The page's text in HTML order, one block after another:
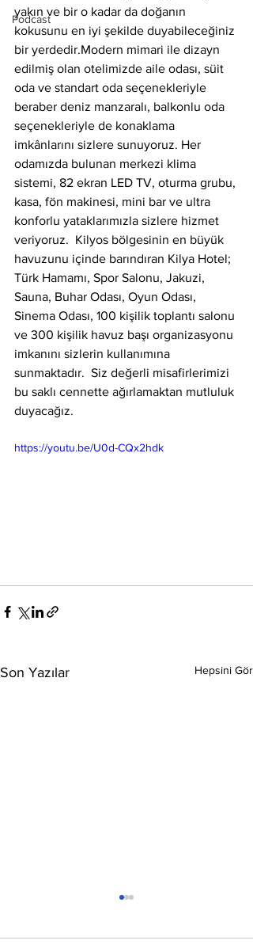
Podcast
yakın ve bir o kadar da doğanın
kokusunu en iyi şekilde duyabileceğiniz
bir yerdedir.Modern mimari ile dizayn
edilmiş olan otelimizde aile odası, süit
oda ve standart oda seçenekleriyle
beraber deniz manzaralı, balkonlu oda
seçenekleriyle de konaklama
imkânlarını sizlere sunuyoruz. Her
odamızda bulunan merkezi klima
sistemi, 82 ekran LED TV, oturma grubu,
kasa, fön makinesi, mini bar ve ultra
konforlu yataklarımızla sizlere hizmet
veriyoruz.  Kilyos bölgesinin en büyük
havuzunu içinde barındıran Kilya Hotel;
Türk Hamamı, Spor Salonu, Jakuzi,
Sauna, Buhar Odası, Oyun Odası,
Sinema Odası, 100 kişilik toplantı salonu
ve 300 kişilik havuz başı organizasyonu
imkanını sizlerin kullanımına
sunmaktadır.  Siz değerli misafirlerimizi
bu saklı cennette ağırlamaktan mutluluk
duyacağız.
https://youtu.be/U0d-CQx2hdk
Son Yazılar Hepsini Gör